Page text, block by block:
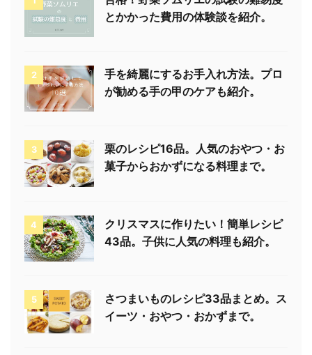
とかかった費用の体験談を紹介。
2
手を綺麗にするお手入れ方法。プロ
が勧める手の甲のケアも紹介。
3
栗のレシピ16品。人気のおやつ・お
菓子からおかずになる料理まで。
4
クリスマスに作りたい！簡単レシピ
43品。子供に人気の料理も紹介。
5
さつまいものレシピ33品まとめ。ス
イーツ・おやつ・おかずまで。